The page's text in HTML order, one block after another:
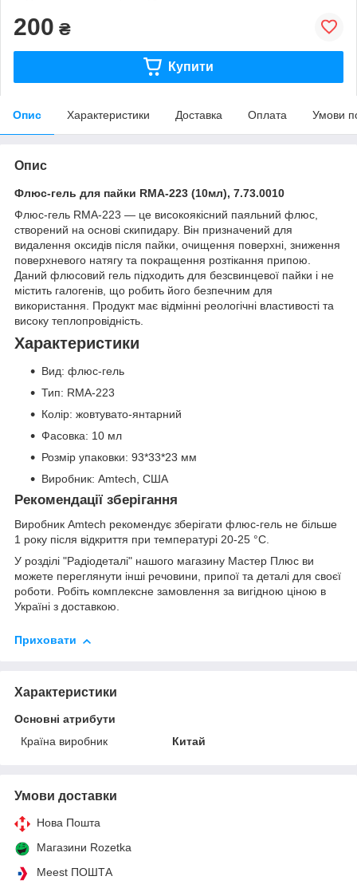
200 ₴
Купити
Опис Характеристики Доставка Оплата Умови
Опис
Флюс-гель для пайки RMA-223 (10мл), 7.73.0010
Флюс-гель RMA-223 — це високоякісний паяльний флюс,
створений на основі скипидару. Він призначений для
видалення оксидів після пайки, очищення поверхні, зниження
поверхневого натягу та покращення розтікання припою.
Даний флюсовий гель підходить для безсвинцевої пайки і не
містить галогенів, що робить його безпечним для
використання. Продукт має відмінні реологічні властивості та
високу теплопровідність.
Характеристики
Вид: флюс-гель
Тип: RMA-223
Колір: жовтувато-янтарний
Фасовка: 10 мл
Розмір упаковки: 93*33*23 мм
Виробник: Amtech, США
Рекомендації зберігання
Виробник Amtech рекомендує зберігати флюс-гель не більше
1 року після відкриття при температурі 20-25 °C.
У розділі "Радіодеталі" нашого магазину Мастер Плюс ви
можете переглянути інші речовини, припої та деталі для своєї
роботи. Робіть комплексне замовлення за вигідною ціною в
Україні з доставкою.
Приховати
Характеристики
Основні атрибути
Країна виробник
Китай
Умови доставки
Нова Пошта
Магазини Rozetka
Meest ПОШТА